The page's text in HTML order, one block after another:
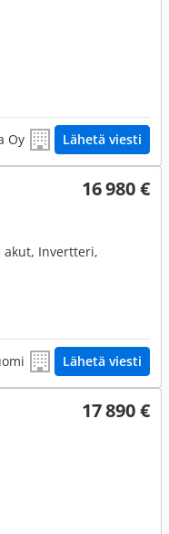
Oy Lähetä viesti
16 980 €
akut, Invertteri,
Lähetä viesti
17 890 €